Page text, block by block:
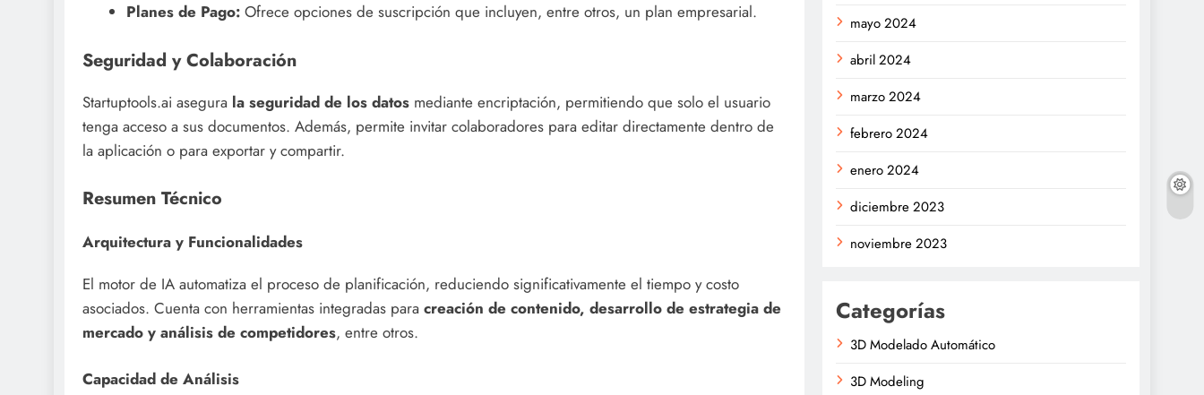
Planes de Pago:Ofrece opciones de suscripción que incluyen, entre otros, un plan empresarial.
Seguridad y Colaboración
Startuptools.ai asegura la seguridad de los datos mediante encriptación, permitiendo que solo el usuario
tenga acceso a sus documentos. Además, permite invitar colaboradores para editar directamente dentro de
la aplicación o para exportar y compartir.
Resumen Técnico
Arquitectura y Funcionalidades
El motor de IA automatiza el proceso de planificación, reduciendo significativamente el tiempo y costo
asociados. Cuenta con herramientas integradas para creación de contenido, desarrollo de estrategia de
mercado y análisis de competidores, entre otros.
Capacidad de Análisis
mayo 2024
abril 2024
marzo 2024
febrero 2024
enero 2024
diciembre 2023
noviembre 2023
Categorías
3D Modelado Automático
3D Modeling